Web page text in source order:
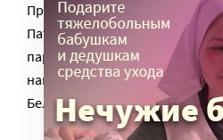
Протоиерей Всеволод Чаплин
Патриарха Московского и
паралимпийской сборной,
напутствовал спортсменов
Белоруссии.